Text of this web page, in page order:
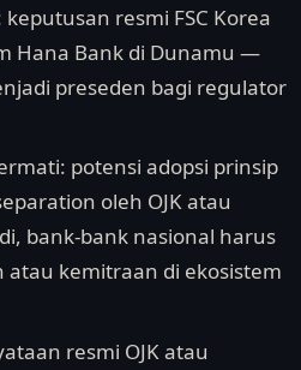
resmi FSC Korea
Hana Bank di Dunamu —
preseden bagi regulator
potensi adopsi prinsip
oleh OJK atau
bank-bank nasional harus
atau kemitraan di ekosistem
resmi OJK atau